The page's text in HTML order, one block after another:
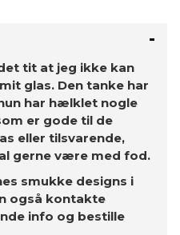
tit at jeg ikke kan
glas. Den tanke har
har hælklet nogle
er gode til de
eller tilsvarende,
gerne være med fod.
smukke designs i
også kontakte
info og bestille